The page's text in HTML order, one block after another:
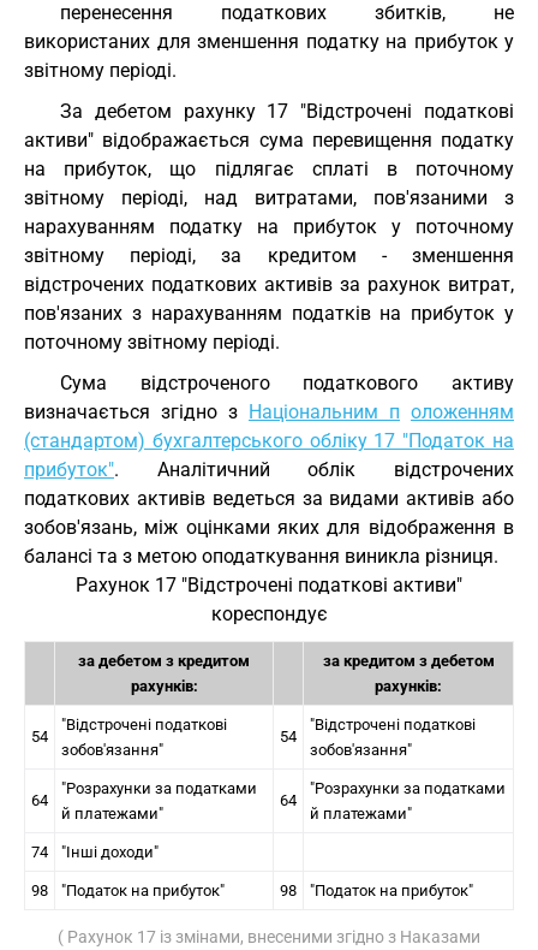
перенесення податкових збитків, не
використаних для зменшення податку на прибуток у
звітному періоді.
За дебетом рахунку 17 "Відстрочені податкові
активи" відображається сума перевищення податку
на прибуток, що підлягає сплаті в поточному
звітному періоді, над витратами, пов'язаними з
нарахуванням податку на прибуток у поточному
звітному періоді, за кредитом - зменшення
відстрочених податкових активів за рахунок витрат,
пов'язаних з нарахуванням податків на прибуток у
поточному звітному періоді.
Сума відстроченого податкового активу
визначається згідно з Національним п оложенням
(стандартом) бухгалтерського обліку 17 "Податок на
прибуток". Аналітичний облік відстрочених
податкових активів ведеться за видами активів або
зобов'язань, між оцінками яких для відображення в
балансі та з метою оподаткування виникла різниця.
Рахунок 17 "Відстрочені податкові активи"
кореспондує
за дебетом з кредитом
рахунків:
за кредитом з дебетом
рахунків:
54
"Відстрочені податкові
зобов'язання"
54
"Відстрочені податкові
зобов'язання"
64
"Розрахунки за податками
й платежами"
64
"Розрахунки за податками
й платежами"
74 "Інші доходи"
98 "Податок на прибуток" 98 "Податок на прибуток"
( Рахунок 17 із змінами, внесеними згідно з Наказами